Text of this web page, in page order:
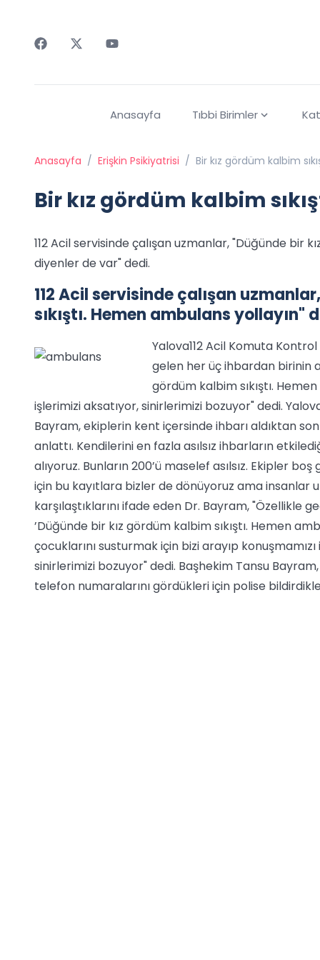
Anasayfa Tıbbi Birimler
Anasayfa / Erişkin Psikiyatrisi / Bir kız gördüm kalbim
Bir kız gördüm kalbim
112 Acil servisinde çalışan uzmanlar, "Düğünde bir
diyenler de var" dedi.
112 Acil servisinde çalışan
sıkıştı. Hemen ambulans yollayın"
Yalova112 Acil Komuta
gelen her üç ihbardan birinin
gördüm kalbim sıkıştı.
işlerimizi aksatıyor, sinirlerimizi bozuyor" dedi.
Bayram, ekiplerin kent içersinde ihbarı aldıktan
anlattı. Kendilerini en fazla asılsız ihbarların
alıyoruz. Bunların 200’ü maselef asılsız. Ekipler
için bu kayıtlara bizler de dönüyoruz ama insanlar
karşılaştıklarını ifade eden Dr. Bayram, "Özellikle
’Düğünde bir kız gördüm kalbim sıkıştı. Hemen
çocuklarını susturmak için bizi arayıp
sinirlerimizi bozuyor" dedi. Başhekim Tansu
telefon numaralarını gördükleri için polise